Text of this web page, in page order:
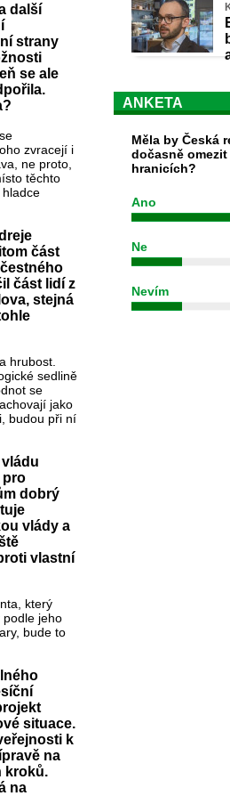
další
strany
se ale
zvracejí i
ne proto,
těchto
část
část lidí z
stejná
hrubost.
sedlině
se
jako
budou při ní
pro
dobrý
vlády a
vlastní
který
jeho
bude to
situace.
k
na
kroků.
na
ANKETA
Měla by Česká
dočasně
hranicích?
Ano
Ne
Nevím